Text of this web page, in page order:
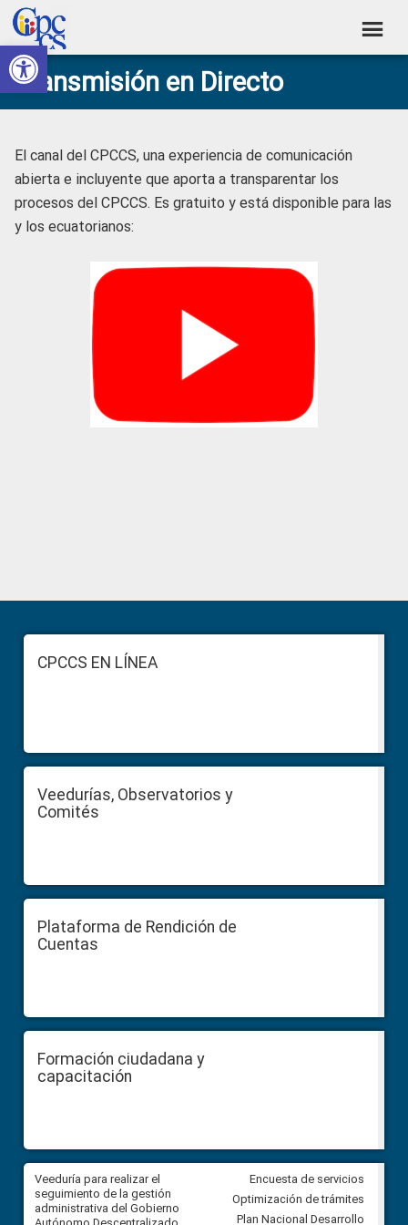
Abrir barra de herramientas
Skip
to
primary
navigation
Skip
to
main
content
Skip
to
primary
sidebar
Skip
to
footer
Consejo
de
Ciudadana
Control
Social
Construyendo
Poder
Ciudadano
Transmisión en Directo
El canal del CPCCS, una experiencia de comunicación
abierta e incluyente que aporta a transparentar los
procesos del CPCCS. Es gratuito y está disponible para las
y los ecuatorianos:
Sidebar
FooterCPCCS EN LÍNEA
Veedurías, Observatorios y
Comités
Plataforma de Rendición de
Cuentas
Formación ciudadana y
capacitación
Veeduría para realizar el
seguimiento de la gestión
administrativa del Gobierno
Veeduría para vigilar los
derivados de la Audiencia
Encuesta de servicios
Optimización de trámites
Plan Nacional Desarrollo